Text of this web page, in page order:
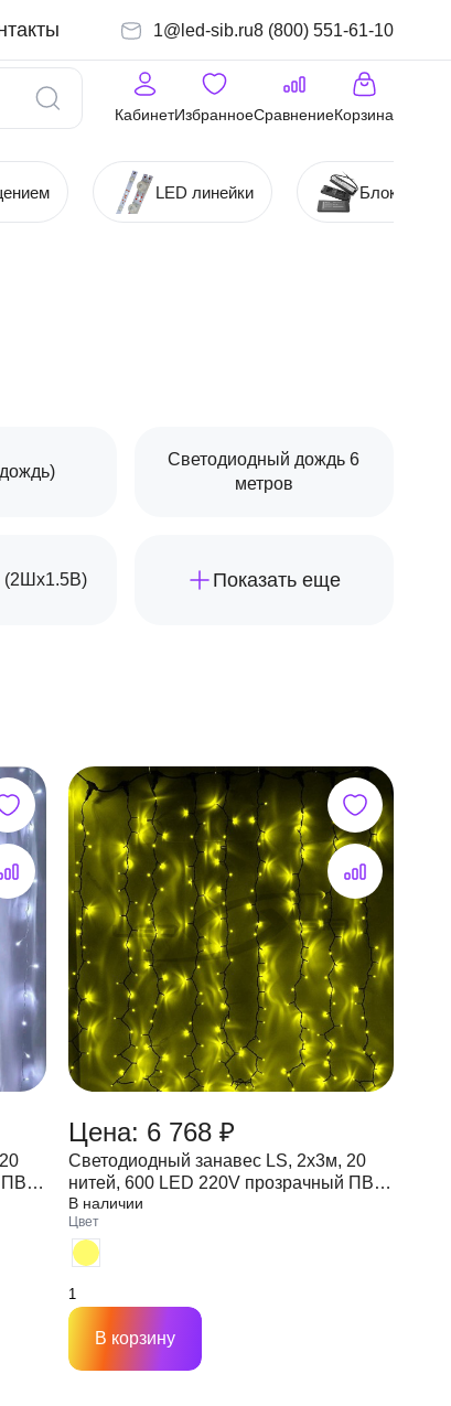
1@led-sib.ru8 (800) 551-61-10
КабинетИзбранноеСравнениеКорзина
LED линейки Блоки
Светодиодный дождь 6
метров
(2Шх1.5В) Показать еще
ПВХ
Цена: 6 768 ₽
Светодиодный занавес LS, 2х3м, 20
нитей, 600 LED 220V прозрачный ПВХ
провод 2,2мм IP55 (стыкуется)
В наличии
Цвет
В корзину